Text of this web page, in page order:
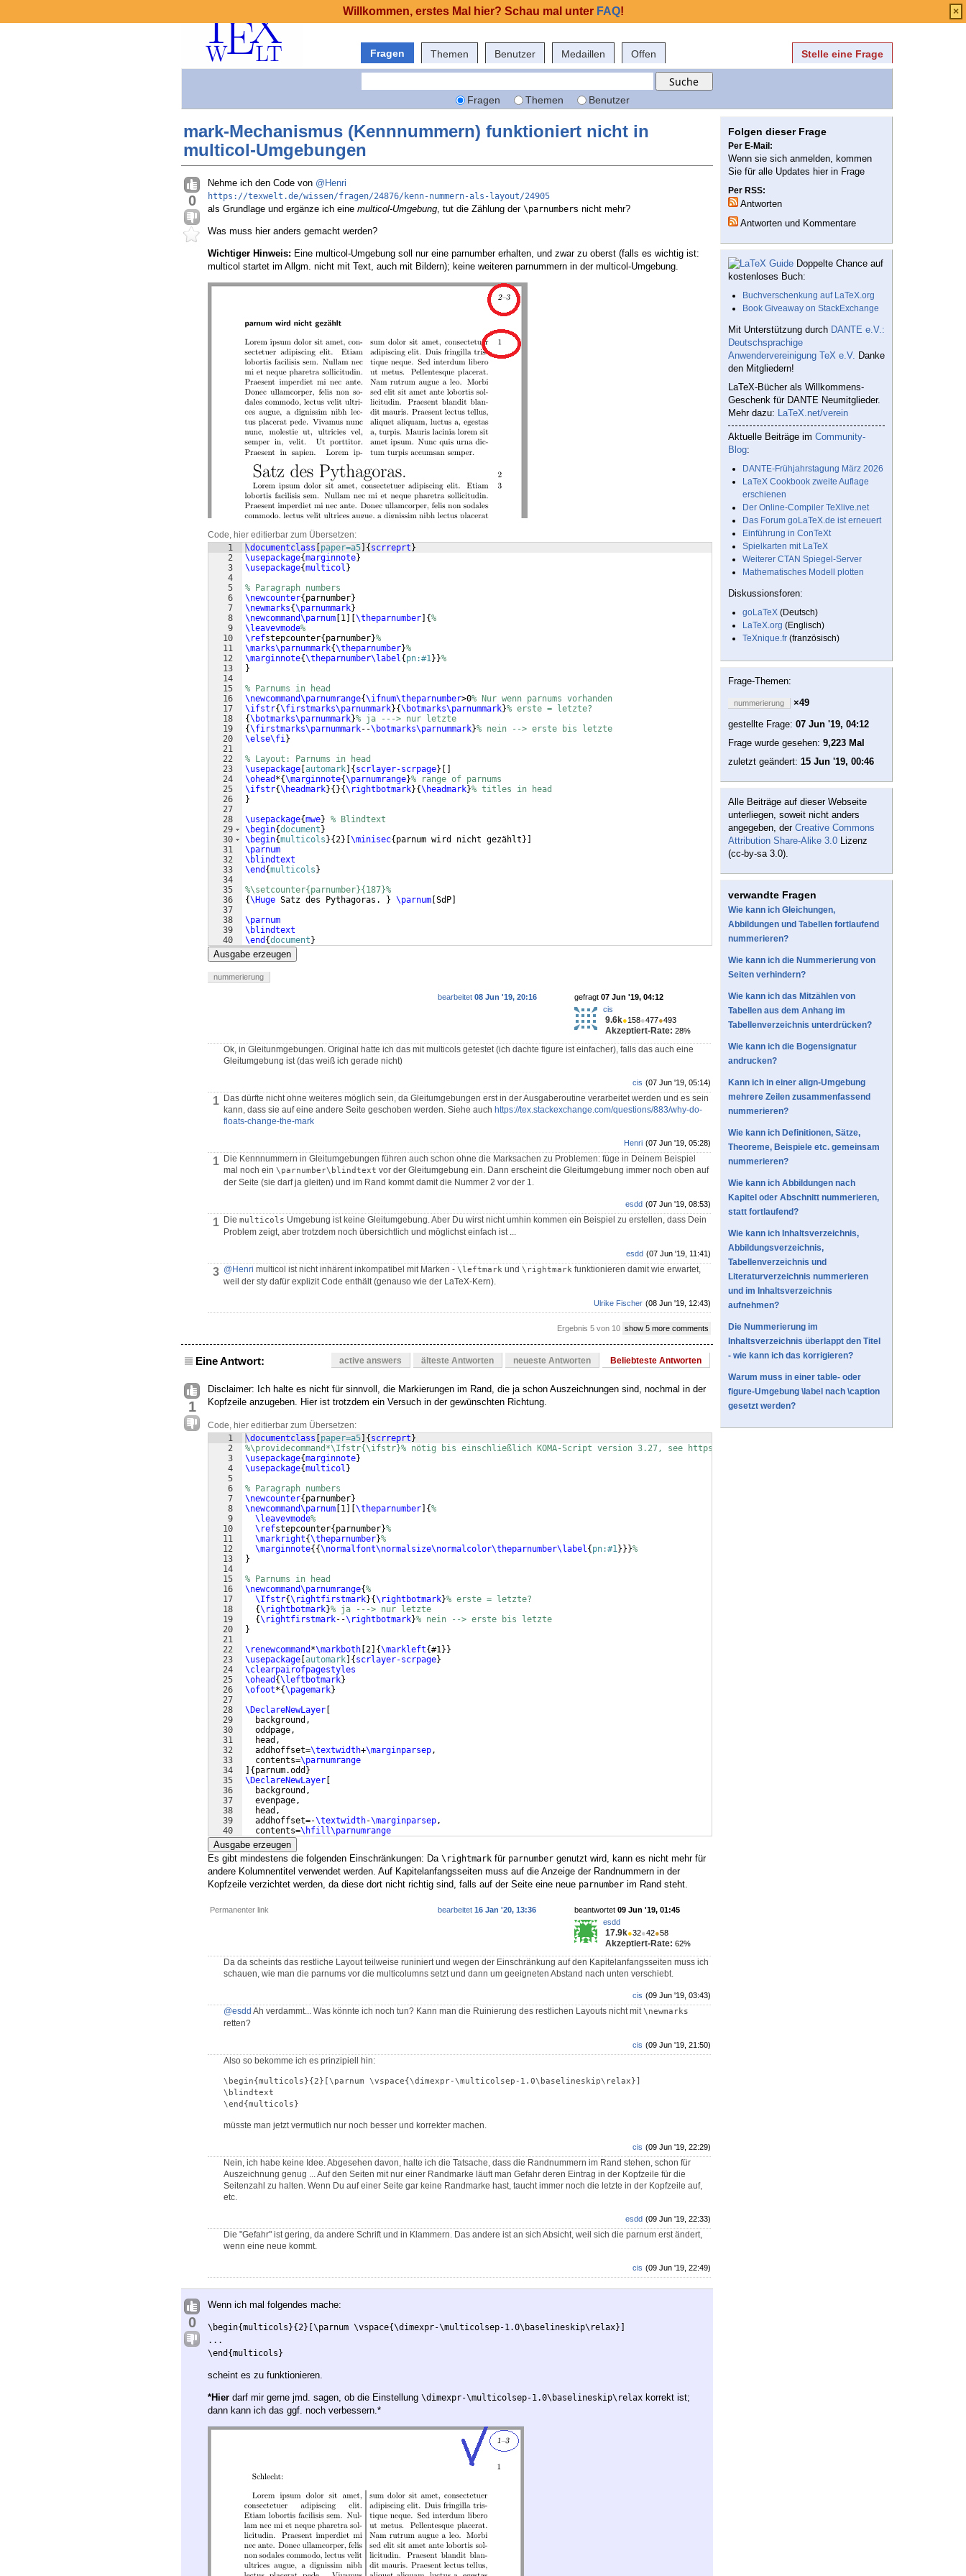
Fragen Themen Benutzer Medaillen Offen Stelle eine Frage
Fragen Themen Benutzer
mark-Mechanismus (Kennnummern) funktioniert nicht in
multicol-Umgebungen
0
Nehme ich den Code von @Henri
https://texwelt.de/wissen/fragen/24876/kenn-nummern-als-layout/24905
als Grundlage und ergänze ich eine multicol-Umgebung, tut die Zählung der \parnumbers nicht mehr?
Was muss hier anders gemacht werden?
Wichtiger Hinweis: Eine multicol-Umgebung soll nur eine parnumber erhalten, und zwar zu oberst (falls es wichtig ist:
multicol startet im Allgm. nicht mit Text, auch mit Bildern); keine weiteren parnummern in der multicol-Umgebung.
Code, hier editierbar zum Übersetzen:
1
2
3
4
5
6
7
8
9
10
11
12
13
14
15
16
17
18
19
20
21
22
23
24
25
26
27
28
29
30
31
32
33
34
35
36
37
38
39
40
\documentclass paper=a5 { scrreprt }
\usepackage{marginnote}
\usepackage{multicol }
% Paragraph numbers
\newcounter{ parnumber}
\newmarks{\parnummark}
\newcommand\parnum 1 \theparnumber {%
\leavevmode%
\refstepcounter{ parnumber}%
\marks\parnummark{\theparnumber}%
\marginnote{\theparnumber\label{ pn:#1} }%
}
% Parnums in head
\newcommand\parnumrange{\ifnum\theparnumber>0% Nur wenn parnums vorhanden
\ifstr{\firstmarks\parnummark}{\botmarks\parnummark}% erste = letzte?
{\botmarks\parnummark}% ja ---> nur letzte
{\firstmarks\parnummark--\botmarks\parnummark}% nein --> erste bis letzte
\else\fi}
% Layout: Parnums in head
\usepackage automark { scrlayer-scrpage}
\ohead *{\marginnote{\parnumrange}% range of parnums
\ifstr{\headmark}{ }{\rightbotmark}{\headmark}% titles in head
}
\usepackage{mwe} % Blindtext
\begin{document }
\begin{multicols }{2} \minisec{ parnum wird nicht gezählt }]
\parnum
\blindtext
\end {multicols }
%\setcounter{parnumber}{187}%
{\Huge Satz des Pythagoras. } \parnum SdP
\parnum
\blindtext
\end {document }
Ausgabe erzeugen
nummerierung
gefragt 07 Jun '19, 04:12
cis
9.6k●158●477●493
Akzeptiert-Rate: 28%
bearbeitet 08 Jun '19, 20:16
Ok, in Gleitunmgebungen. Original hatte ich das mit multicols getestet (ich dachte figure ist einfacher), falls das auch eine
Gleitumgebung ist (das weiß ich gerade nicht)
(07 Jun '19, 05:14)
cis
1
Das dürfte nicht ohne weiteres möglich sein, da Gleitumgebungen erst in der Ausgaberoutine verarbeitet werden und es sein
kann, dass sie auf eine andere Seite geschoben werden. Siehe auch https://tex.stackexchange.com/questions/883/why-do-
floats-change-the-mark
(07 Jun '19, 05:28)
Henri
1
Die Kennnummern in Gleitumgebungen führen auch schon ohne die Marksachen zu Problemen: füge in Deinem Beispiel
mal noch ein \parnumber\blindtext vor der Gleitumgebung ein. Dann erscheint die Gleitumgebung immer noch oben auf
der Seite (sie darf ja gleiten) und im Rand kommt damit die Nummer 2 vor der 1.
(07 Jun '19, 08:53)
esdd
1 Die multicols Umgebung ist keine Gleitumgebung. Aber Du wirst nicht umhin kommen ein Beispiel zu erstellen, dass Dein
Problem zeigt, aber trotzdem noch übersichtlich und möglichst einfach ist ...
(07 Jun '19, 11:41)
esdd
3 @Henri multicol ist nicht inhärent inkompatibel mit Marken - \leftmark und \rightmark funktionieren damit wie erwartet,
weil der sty dafür explizit Code enthält (genauso wie der LaTeX-Kern).
(08 Jun '19, 12:43)
Ulrike Fischer
Ergebnis 5 von 10 show 5 more comments
Eine Antwort: active answers älteste Antworten neueste Antworten Beliebteste Antworten
1
Disclaimer: Ich halte es nicht für sinnvoll, die Markierungen im Rand, die ja schon Auszeichnungen sind, nochmal in der
Kopfzeile anzugeben. Hier ist trotzdem ein Versuch in der gewünschten Richtung.
Code, hier editierbar zum Übersetzen:
1
2
3
4
5
6
7
8
9
10
11
12
13
14
15
16
17
18
19
20
21
22
23
24
25
26
27
28
29
30
31
32
33
34
35
36
37
38
39
40
41
\documentclass paper=a5 { scrreprt }
%\providecommand*\Ifstr{\ifstr}% nötig bis einschließlich KOMA-Script version 3.27, see https://komascript.de/faq_deprecatedif
\usepackage{marginnote}
\usepackage{multicol }
% Paragraph numbers
\newcounter{ parnumber}
\newcommand\parnum 1 \theparnumber {%
\leavevmode%
\refstepcounter{ parnumber}%
\markright{\theparnumber}%
\marginnote{{\normalfont\normalsize\normalcolor\theparnumber\label{ pn:#1} }}%
}
% Parnums in head
\newcommand\parnumrange{%
\Ifstr{\rightfirstmark}{\rightbotmark}% erste = letzte?
{\rightbotmark}% ja ---> nur letzte
{\rightfirstmark--\rightbotmark}% nein --> erste bis letzte
}
\renewcommand *\markboth 2 {\markleft{#1}}
\usepackage automark { scrlayer-scrpage}
\clearpairofpagestyles
\ohead {\leftbotmark}
\ofoot*{\pagemark}
\DeclareNewLayer
  background,
  oddpage,
  head,
  addhoffset=
\textwidth+\marginparsep,
  contents=
\parnumrange
{ parnum.odd }
\DeclareNewLayer
  background,
  evenpage,
  head,
  addhoffset=-
\textwidth-\marginparsep,
  contents=
\hfill\parnumrange
]{parnum.even
Ausgabe erzeugen
Es gibt mindestens die folgenden Einschränkungen: Da \rightmark für parnumber genutzt wird, kann es nicht mehr für
andere Kolumnentitel verwendet werden. Auf Kapitelanfangsseiten muss auf die Anzeige der Randnummern in der
Kopfzeile verzichtet werden, da diese dort nicht richtig sind, falls auf der Seite eine neue parnumber im Rand steht.
Permanenter link beantwortet 09 Jun '19, 01:45
esdd
17.9k●32●42●58
Akzeptiert-Rate: 62%
bearbeitet 16 Jan '20, 13:36
Da da scheints das restliche Layout teilweise runiniert und wegen der Einschränkung auf den Kapitelanfangsseiten muss ich
schauen, wie man die parnums vor die multicolumns setzt und dann um geeigneten Abstand nach unten verschiebt.
(09 Jun '19, 03:43)
cis
@esdd Ah verdammt... Was könnte ich noch tun? Kann man die Ruinierung des restlichen Layouts nicht mit\newmarks
retten?
(09 Jun '19, 21:50)
cis
Also so bekomme ich es prinzipiell hin:
\begin{multicols}{2}[\parnum \vspace{\dimexpr-\multicolsep-1.0\baselineskip\relax}]
\blindtext
\end{multicols}
müsste man jetzt vermutlich nur noch besser und korrekter machen.
(09 Jun '19, 22:29)
cis
Nein, ich habe keine Idee. Abgesehen davon, halte ich die Tatsache, dass die Randnummern im Rand stehen, schon für
Auszeichnung genug ... Auf den Seiten mit nur einer Randmarke läuft man Gefahr deren Eintrag in der Kopfzeile für die
Seitenzahl zu halten. Wenn Du auf einer Seite gar keine Randmarke hast, taucht immer noch die letzte in der Kopfzeile auf,
etc.
(09 Jun '19, 22:33)
esdd
Die "Gefahr" ist gering, da andere Schrift und in Klammern. Das andere ist an sich Absicht, weil sich die parnum erst ändert,
wenn eine neue kommt.
(09 Jun '19, 22:49)
cis
0
Wenn ich mal folgendes mache:
\begin{multicols}{2}[\parnum \vspace{\dimexpr-\multicolsep-1.0\baselineskip\relax}]
...
\end{multicols}
scheint es zu funktionieren.
*Hier darf mir gerne jmd. sagen, ob die Einstellung \dimexpr-\multicolsep-1.0\baselineskip\relax korrekt ist;
dann kann ich das ggf. noch verbessern.*
Folgen dieser Frage
Per E-Mail:
Wenn sie sich anmelden, kommen
Sie für alle Updates hier in Frage
Per RSS:
Antworten
Antworten und Kommentare
Doppelte Chance auf
kostenloses Buch:
Buchverschenkung auf LaTeX.org
Book Giveaway on StackExchange
Mit Unterstützung durch DANTE e.V.:
Deutschsprachige
Anwendervereinigung TeX e.V. Danke
den Mitgliedern!
LaTeX-Bücher als Willkommens-
Geschenk für DANTE Neumitglieder.
Mehr dazu: LaTeX.net/verein
Aktuelle Beiträge im Community-
Blog:
DANTE-Frühjahrstagung März 2026
LaTeX Cookbook zweite Auflage
erschienen
Der Online-Compiler TeXlive.net
Das Forum goLaTeX.de ist erneuert
Einführung in ConTeXt
Spielkarten mit LaTeX
Weiterer CTAN Spiegel-Server
Mathematisches Modell plotten
Diskussionsforen:
goLaTeX (Deutsch)
LaTeX.org (Englisch)
TeXnique.fr (französisch)
Frage-Themen:
nummerierung
×49
gestellte Frage: 07 Jun '19, 04:12
Frage wurde gesehen: 9,223 Mal
zuletzt geändert: 15 Jun '19, 00:46
Alle Beiträge auf dieser Webseite
unterliegen, soweit nicht anders
angegeben, der Creative Commons
Attribution Share-Alike 3.0 Lizenz
(cc-by-sa 3.0).
verwandte Fragen
Wie kann ich Gleichungen,
Abbildungen und Tabellen fortlaufend
nummerieren?
Wie kann ich die Nummerierung von
Seiten verhindern?
Wie kann ich das Mitzählen von
Tabellen aus dem Anhang im
Tabellenverzeichnis unterdrücken?
Wie kann ich die Bogensignatur
andrucken?
Kann ich in einer align-Umgebung
mehrere Zeilen zusammenfassend
nummerieren?
Wie kann ich Definitionen, Sätze,
Theoreme, Beispiele etc. gemeinsam
nummerieren?
Wie kann ich Abbildungen nach
Kapitel oder Abschnitt nummerieren,
statt fortlaufend?
Wie kann ich Inhaltsverzeichnis,
Abbildungsverzeichnis,
Tabellenverzeichnis und
Literaturverzeichnis nummerieren
und im Inhaltsverzeichnis
aufnehmen?
Die Nummerierung im
Inhaltsverzeichnis überlappt den Titel
- wie kann ich das korrigieren?
Warum muss in einer table- oder
figure-Umgebung \label nach \caption
gesetzt werden?
Willkommen, erstes Mal hier? Schau mal unter FAQ! ×